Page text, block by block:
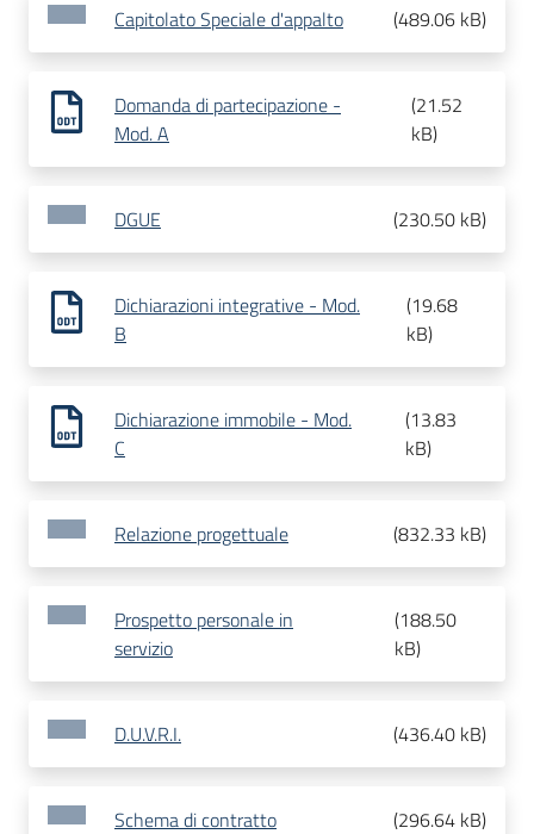
Capitolato Speciale d'appalto (489.06 kB)
Domanda di partecipazione -
Mod. A
(21.52
kB)
DGUE (230.50 kB)
Dichiarazioni integrative - Mod.
B
(19.68
kB)
Dichiarazione immobile - Mod.
C
(13.83
kB)
Relazione progettuale (832.33 kB)
Prospetto personale in
servizio
(188.50
kB)
D.U.V.R.I. (436.40 kB)
Schema di contratto (296.64 kB)